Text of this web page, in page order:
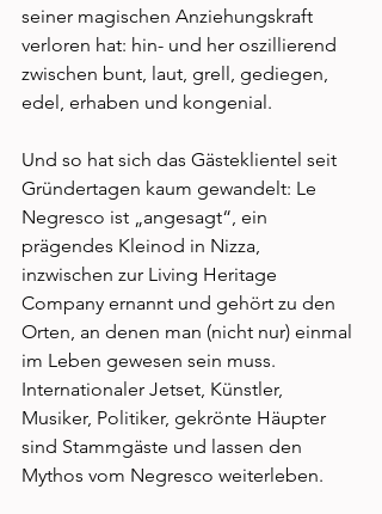
seiner magischen Anziehungskraft
verloren hat: hin- und her oszillierend
zwischen bunt, laut, grell, gediegen,
edel, erhaben und kongenial.
Und so hat sich das Gästeklientel seit
Gründertagen kaum gewandelt: Le
Negresco ist „angesagt“, ein
prägendes Kleinod in Nizza,
inzwischen zur Living Heritage
Company ernannt und gehört zu den
Orten, an denen man (nicht nur) einmal
im Leben gewesen sein muss.
Internationaler Jetset, Künstler,
Musiker, Politiker, gekrönte Häupter
sind Stammgäste und lassen den
Mythos vom Negresco weiterleben.